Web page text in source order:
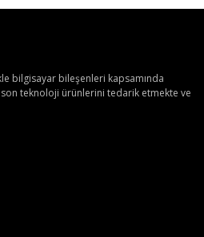
bilgisayar bileşenleri kapsamında
son teknoloji ürünlerini tedarik etmekte ve